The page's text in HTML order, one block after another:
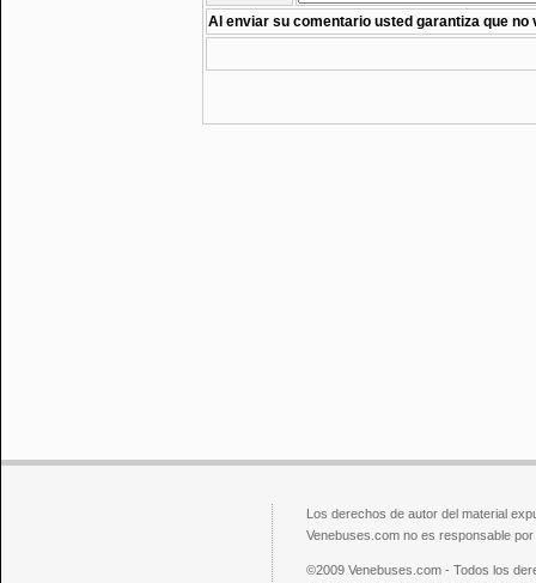
Al enviar su comentario usted garantiza que no
Los derechos de autor del material
Venebuses.com no es responsable
©2009 Venebuses.com - Todos los